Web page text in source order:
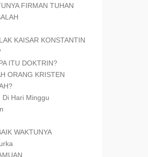
FIRMAN TUHAN
KAISAR KONSTANTIN
ITU DOKTRIN?
ORANG KRISTEN
Di Hari Minggu
WAKTUNYA